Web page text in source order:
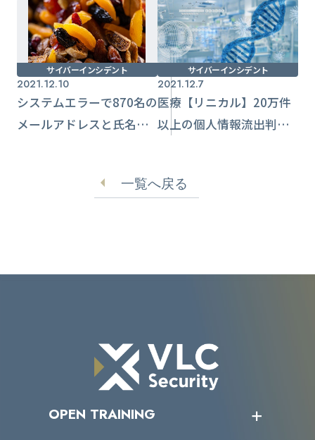
サイバーインシデント
2021.12.10
システムエラーで870名の
メールアドレスと氏名流
サイバーインシデント
2021.12.7
医療【リニカル】20万件
以上の個人情報流出判
一覧へ戻る
OPEN TRAINING